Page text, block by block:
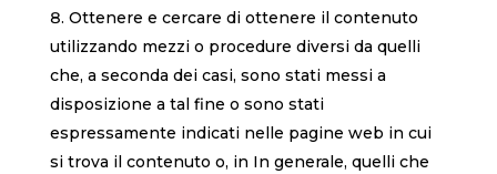
Ottenere e cercare di ottenere il contenuto
utilizzando mezzi o procedure diversi da quelli
che, a seconda dei casi, sono stati messi a
disposizione a tal fine o sono stati
espressamente indicati nelle pagine web in cui
si trova il contenuto o, in In generale, quelli che